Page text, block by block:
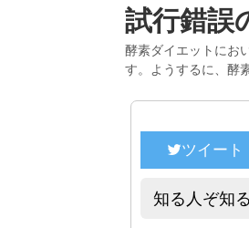
試行錯誤
酵素ダイエットにお
す。ようするに、酵
知る人ぞ知